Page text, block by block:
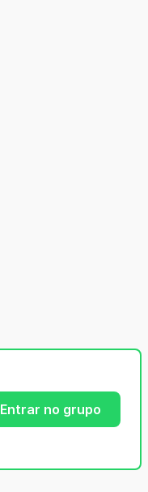
Entrar no grupo